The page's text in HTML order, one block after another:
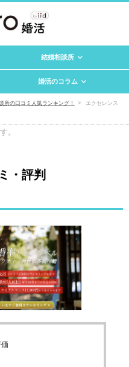
結婚相談所
婚活のコラム
所の口コミ人気ランキング！ エクセレンス
。
・評判